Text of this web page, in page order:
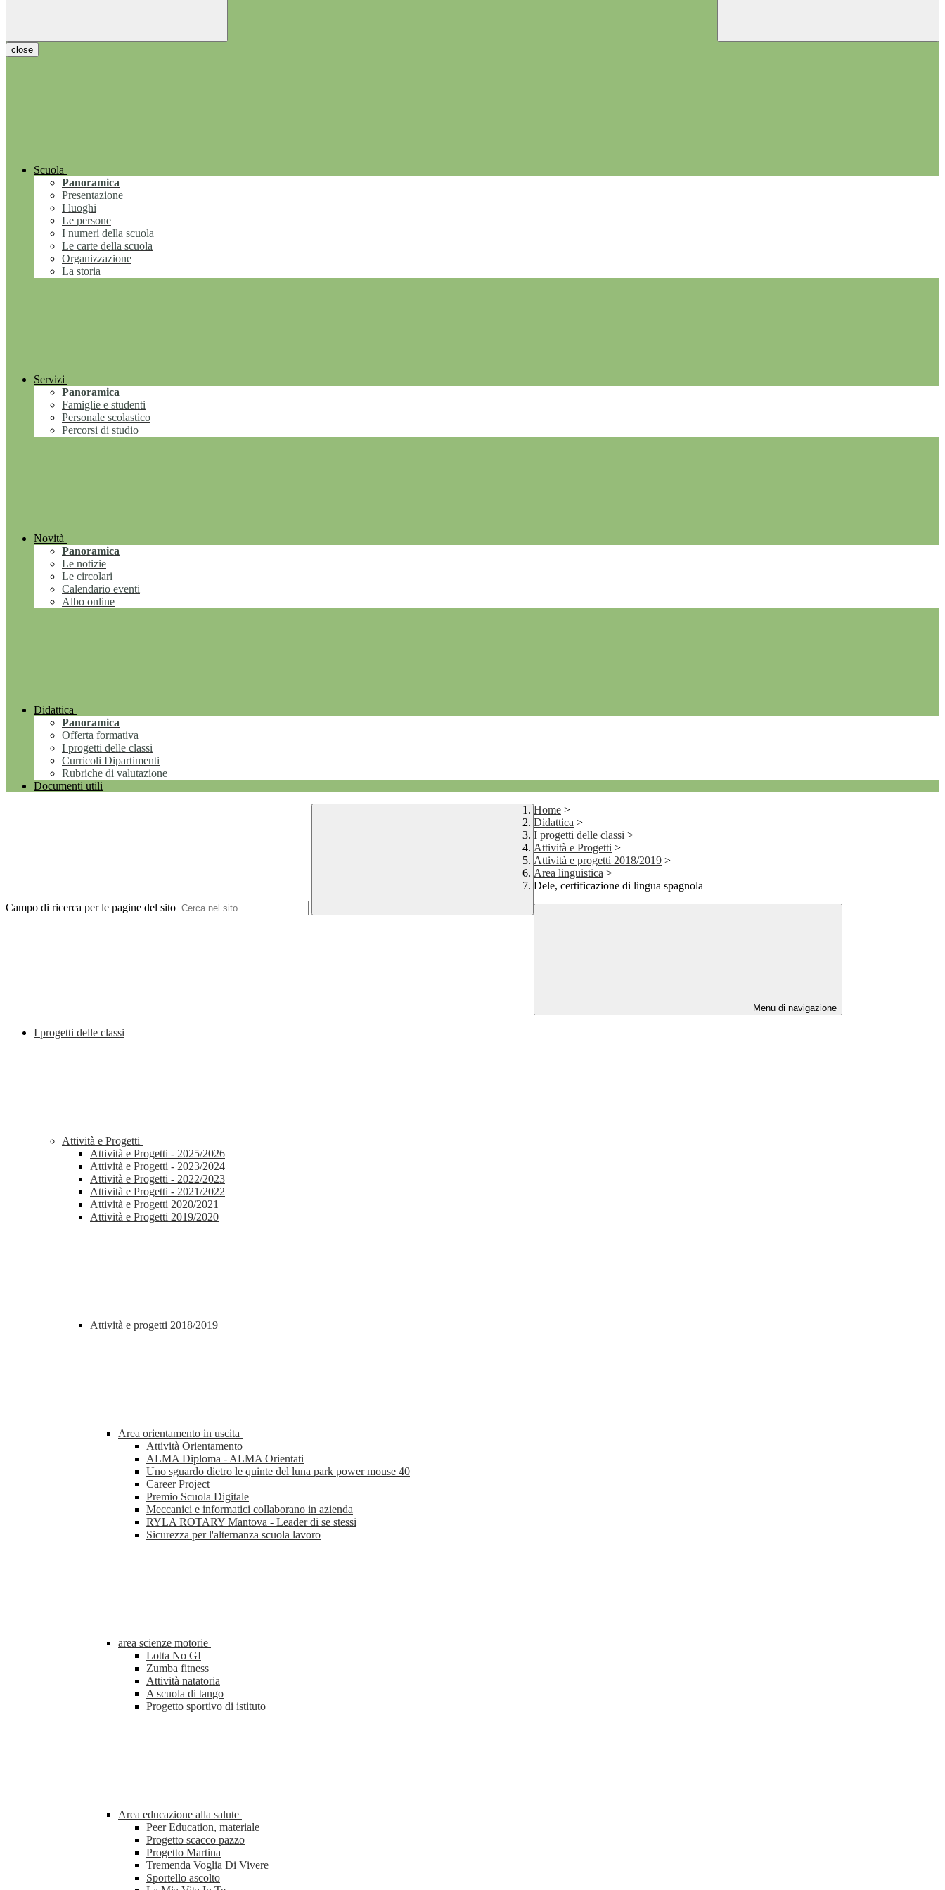
close
Scuola
Panoramica
Presentazione
I luoghi
Le persone
I numeri della scuola
Le carte della scuola
Organizzazione
La storia
Servizi
Panoramica
Famiglie e studenti
Personale scolastico
Percorsi di studio
Novità
Panoramica
Le notizie
Le circolari
Calendario eventi
Albo online
Didattica
Panoramica
Offerta formativa
I progetti delle classi
Curricoli Dipartimenti
Rubriche di valutazione
Documenti utili
Campo di ricerca per le pagine del sito
Home >
Didattica >
I progetti delle classi >
Attività e Progetti >
Attività e progetti 2018/2019 >
Area linguistica >
Dele, certificazione di lingua spagnola
Menu di navigazione
I progetti delle classi
Attività e Progetti
Attività e Progetti - 2025/2026
Attività e Progetti - 2023/2024
Attività e Progetti - 2022/2023
Attività e Progetti - 2021/2022
Attività e Progetti 2020/2021
Attività e Progetti 2019/2020
Attività e progetti 2018/2019
Area orientamento in uscita
Attività Orientamento
ALMA Diploma - ALMA Orientati
Uno sguardo dietro le quinte del luna park power mouse 40
Career Project
Premio Scuola Digitale
Meccanici e informatici collaborano in azienda
RYLA ROTARY Mantova - Leader di se stessi
Sicurezza per l'alternanza scuola lavoro
area scienze motorie
Lotta No GI
Zumba fitness
Attività natatoria
A scuola di tango
Progetto sportivo di istituto
Area educazione alla salute
Peer Education, materiale
Progetto scacco pazzo
Progetto Martina
Tremenda Voglia Di Vivere
Sportello ascolto